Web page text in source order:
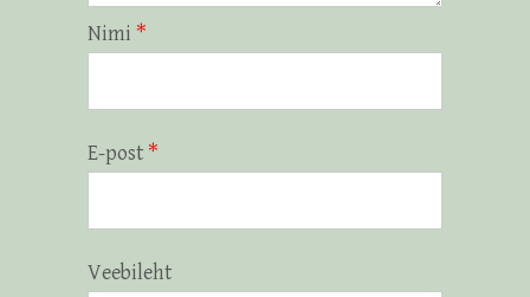
Nimi *
E-post *
Veebileht